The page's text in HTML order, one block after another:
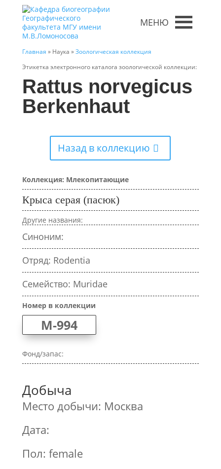
МЕНЮ
Главная » Наука »Зоологическая коллекция
Этикетка электронного каталога зоологической коллекции:
Rattus norvegicus
Berkenhaut
Назад в коллекцию
Коллекция: Млекопитающие
Крыса серая (пасюк)
Другие названия:
Синоним:
Отряд: Rodentia
Семейство: Muridae
Номер в коллекции
M-994
Фонд/запас:
Добыча
Место добычи: Москва
Дата:
Пол: female